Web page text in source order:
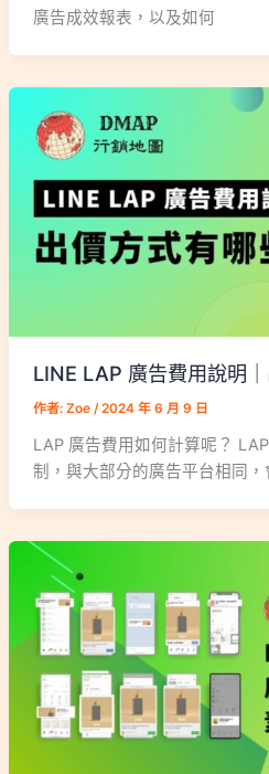
廣告成效報表，以及如何
LINE LAP 廣告費用說明
作者: Zoe /2024 年 6 月 9 日
LAP 廣告費用如何計算呢？
制，與大部分的廣告平台相同